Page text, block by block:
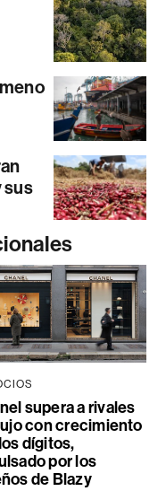
sus
supera a rivales
con crecimiento
dígitos,
por los
de Blazy